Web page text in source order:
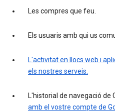
Les compres que feu.
Els usuaris amb qui us
L'activitat en llocs web i
els nostres serveis.
L'historial de navegació de
amb el vostre compte de